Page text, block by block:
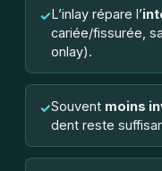
✓L’inlay répare l’
cariée/fissurée,
onlay).
✓Souvent moins
dent reste